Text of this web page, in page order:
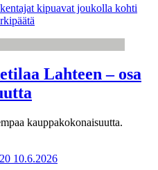
kipuavat joukolla kohti
Lahteen – osa
kauppakokonaisuutta.
10.6.2026